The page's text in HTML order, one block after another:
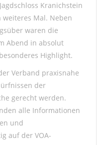
Kranichstein
Mal. Neben
waren die
Abend in absolut
Highlight.
Verband praxisnahe
der
gerecht werden.
alle Informationen
und
auf der VOA-